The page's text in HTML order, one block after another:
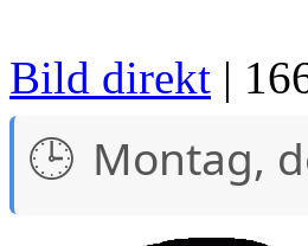
Bild direkt |
Montag,